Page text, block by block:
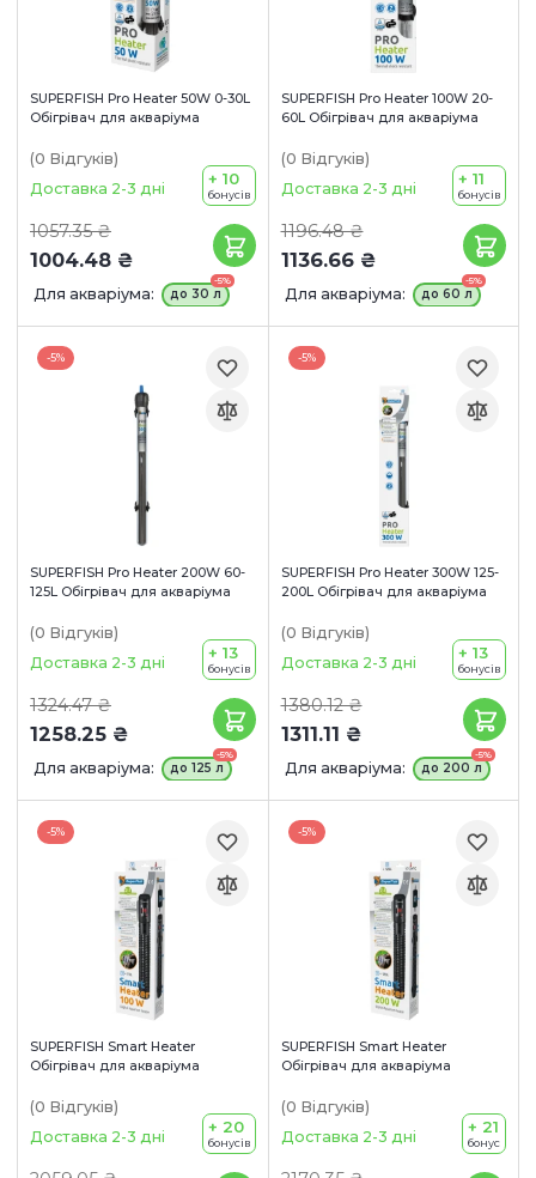
SUPERFISH Pro Heater 50W 0-30L
Обігрівач для акваріума
(0 Відгуків)
Доставка 2-3 дні
1057.35 ₴
1004.48 ₴
+ 10
бонусів
Для акваріума:
-5%
до 30 л
SUPERFISH Pro Heater 100W 20-
60L Обігрівач для акваріума
(0 Відгуків)
Доставка 2-3 дні
1196.48 ₴
1136.66 ₴
+ 11
бонусів
Для акваріума:
-5%
до 60 л
-5%
SUPERFISH Pro Heater 200W 60-
125L Обігрівач для акваріума
(0 Відгуків)
Доставка 2-3 дні
1324.47 ₴
1258.25 ₴
+ 13
бонусів
Для акваріума:
-5%
до 125 л
-5%
SUPERFISH Pro Heater 300W 125-
200L Обігрівач для акваріума
(0 Відгуків)
Доставка 2-3 дні
1380.12 ₴
1311.11 ₴
+ 13
бонусів
Для акваріума:
-5%
до 200 л
-5%
SUPERFISH Smart Heater
Обігрівач для акваріума
(0 Відгуків)
Доставка 2-3 дні
+ 20
бонусів
-5%
SUPERFISH Smart Heater
Обігрівач для акваріума
(0 Відгуків)
Доставка 2-3 дні
+ 21
бонус